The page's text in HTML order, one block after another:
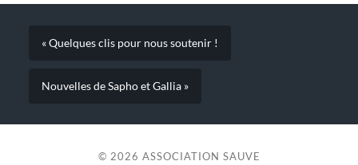
« Quelques clis pour nous soutenir !
Nouvelles de Sapho et Gallia »
© 2026 ASSOCIATION SAUVE